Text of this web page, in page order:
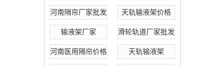
河南隔帘厂家批发 天轨输液架价格
输液架厂家 滑轮轨道厂家批发
河南医用隔帘价格 天轨输液架